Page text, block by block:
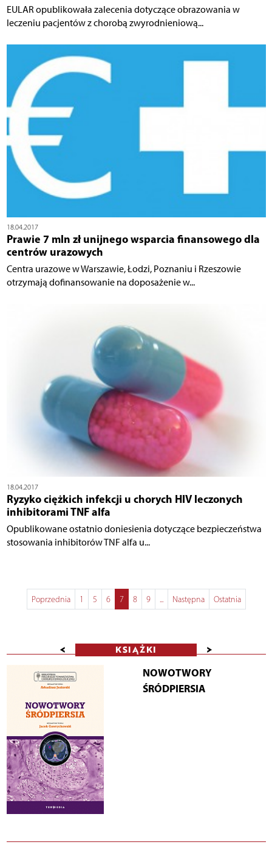
EULAR opublikowała zalecenia dotyczące obrazowania w
leczeniu pacjentów z chorobą zwyrodnieniową...
18.04.2017
Prawie 7 mln zł unijnego wsparcia finansowego dla
centrów urazowych
Centra urazowe w Warszawie, Łodzi, Poznaniu i Rzeszowie
otrzymają dofinansowanie na doposażenie w...
18.04.2017
Ryzyko ciężkich infekcji u chorych HIV leczonych
inhibitorami TNF alfa
Opublikowane ostatnio doniesienia dotyczące bezpieczeństwa
stosowania inhibitorów TNF alfa u...
Poprzednia 1 5 6 7 8 9 ... Następna Ostatnia
< KSIĄŻKI >
NOWOTWORY
ŚRÓDPIERSIA